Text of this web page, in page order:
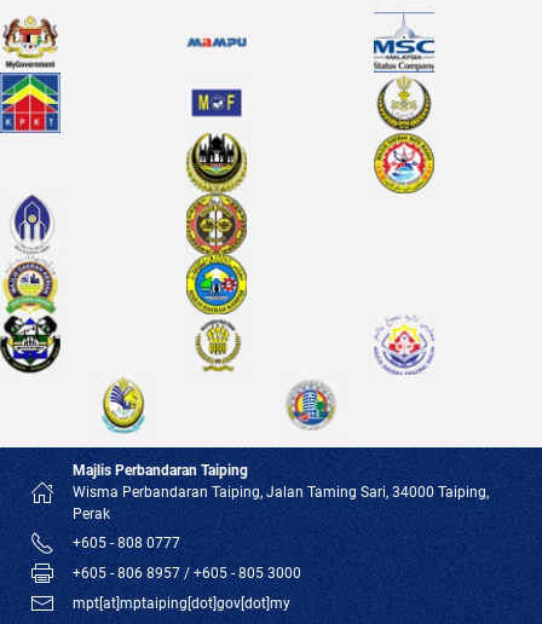
Majlis Perbandaran Taiping
Wisma Perbandaran Taiping, Jalan Taming Sari, 34000 Taiping,
Perak
+605 - 808 0777
+605 - 806 8957 / +605 - 805 3000
mpt[at]mptaiping[dot]gov[dot]my